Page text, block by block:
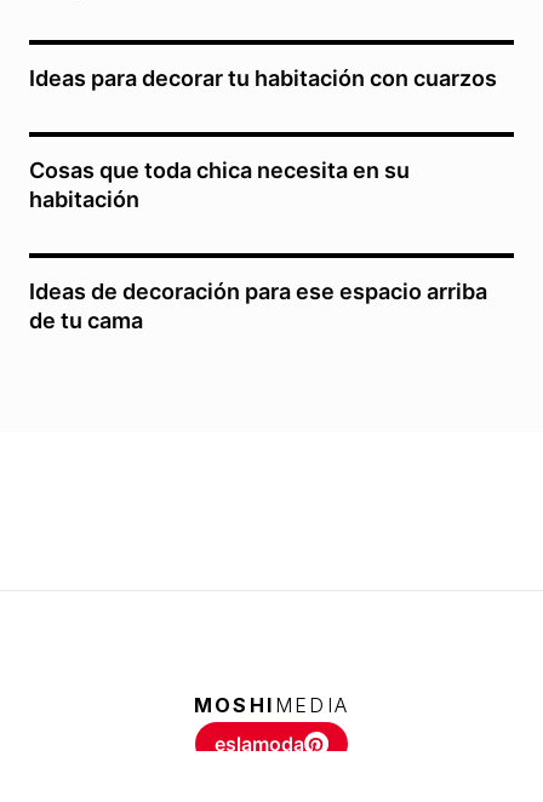
Ideas para decorar tu habitación con cuarzos
Cosas que toda chica necesita en su
habitación
Ideas de decoración para ese espacio arriba
de tu cama
MOSHI MEDIA
eslamoda